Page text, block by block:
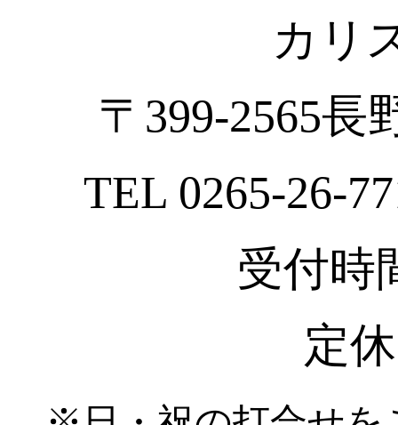
カリ
〒399-2565長
TEL 0265-26-
受付時
定